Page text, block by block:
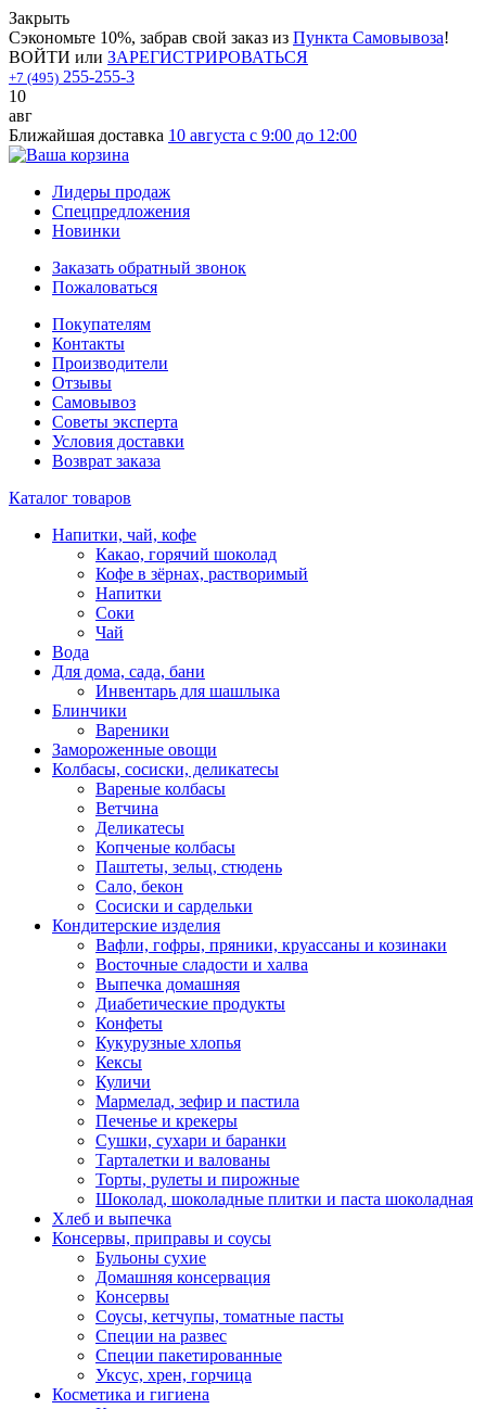
Закрыть
Сэкономьте 10%, забрав свой заказ из Пункта Самовывоза!
ВОЙТИ или ЗАРЕГИСТРИРОВАТЬСЯ
+7 (495) 255-255-3
10
авг
Ближайшая доставка 10 августа с 9:00 до 12:00
Лидеры продаж
Спецпредложения
Новинки
Заказать обратный звонок
Пожаловаться
Покупателям
Контакты
Производители
Отзывы
Самовывоз
Советы эксперта
Условия доставки
Возврат заказа
Каталог товаров
Напитки, чай, кофе
Какао, горячий шоколад
Кофе в зёрнах, растворимый
Напитки
Соки
Чай
Вода
Для дома, сада, бани
Инвентарь для шашлыка
Блинчики
Вареники
Замороженные овощи
Колбасы, сосиски, деликатесы
Вареные колбасы
Ветчина
Деликатесы
Копченые колбасы
Паштеты, зельц, стюдень
Сало, бекон
Сосиски и сардельки
Кондитерские изделия
Вафли, гофры, пряники, круассаны и козинаки
Восточные сладости и халва
Выпечка домашняя
Диабетические продукты
Конфеты
Кукурузные хлопья
Кексы
Куличи
Мармелад, зефир и пастила
Печенье и крекеры
Сушки, сухари и баранки
Тарталетки и валованы
Торты, рулеты и пирожные
Шоколад, шоколадные плитки и паста шоколадная
Хлеб и выпечка
Консервы, приправы и соусы
Бульоны сухие
Домашняя консервация
Консервы
Соусы, кетчупы, томатные пасты
Специи на развес
Специи пакетированные
Уксус, хрен, горчица
Косметика и гигиена